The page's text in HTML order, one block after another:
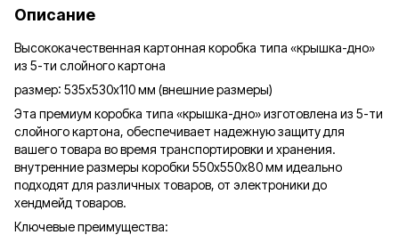
Описание
Высококачественная картонная коробка типа «крышка-дно»
из 5-ти слойного картона
размер: 535х530х110 мм (внешние размеры)
Эта премиум коробка типа «крышка-дно» изготовлена из 5-ти
слойного картона, обеспечивает надежную защиту для
вашего товара во время транспортировки и хранения.
внутренние размеры коробки 550х550х80 мм идеально
подходят для различных товаров, от электроники до
хендмейд товаров.
Ключевые преимущества: